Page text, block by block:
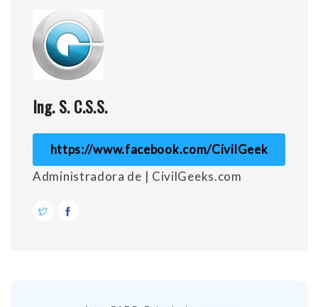
Ing. S. C.S.S.
https://www.facebook.com/CivilGeek
Administradora de | CivilGeeks.com